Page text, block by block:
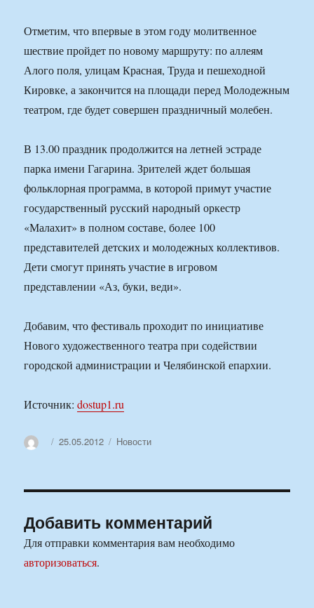
Отметим, что впервые в этом году молитвенное
шествие пройдет по новому маршруту: по аллеям
Алого поля, улицам Красная, Труда и пешеходной
Кировке, а закончится на площади перед Молодежным
театром, где будет совершен праздничный молебен.
В 13.00 праздник продолжится на летней эстраде
парка имени Гагарина. Зрителей ждет большая
фольклорная программа, в которой примут участие
государственный русский народный оркестр
«Малахит» в полном составе, более 100
представителей детских и молодежных коллективов.
Дети смогут принять участие в игровом
представлении «Аз, буки, веди».
Добавим, что фестиваль проходит по инициативе
Нового художественного театра при содействии
городской администрации и Челябинской епархии.
Источник:dostup1.ru
АвторОпубликовано
25.05.2012 Рубрики
Новости
Добавить комментарий
Для отправки комментария вам необходимо
авторизоваться.